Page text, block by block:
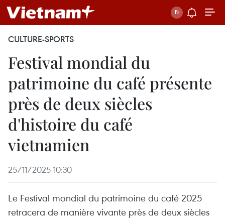
CULTURE-SPORTS
Festival mondial du
patrimoine du café présente
près de deux siècles
d'histoire du café
vietnamien
25/11/2025 10:30
Le Festival mondial du patrimoine du café 2025
retracera de manière vivante près de deux siècles